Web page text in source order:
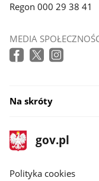
Regon 000 29 38 41
MEDIA
Na skróty
stopka
gov.pl
Strona
gov.pl
gov.pl
Polityka cookies